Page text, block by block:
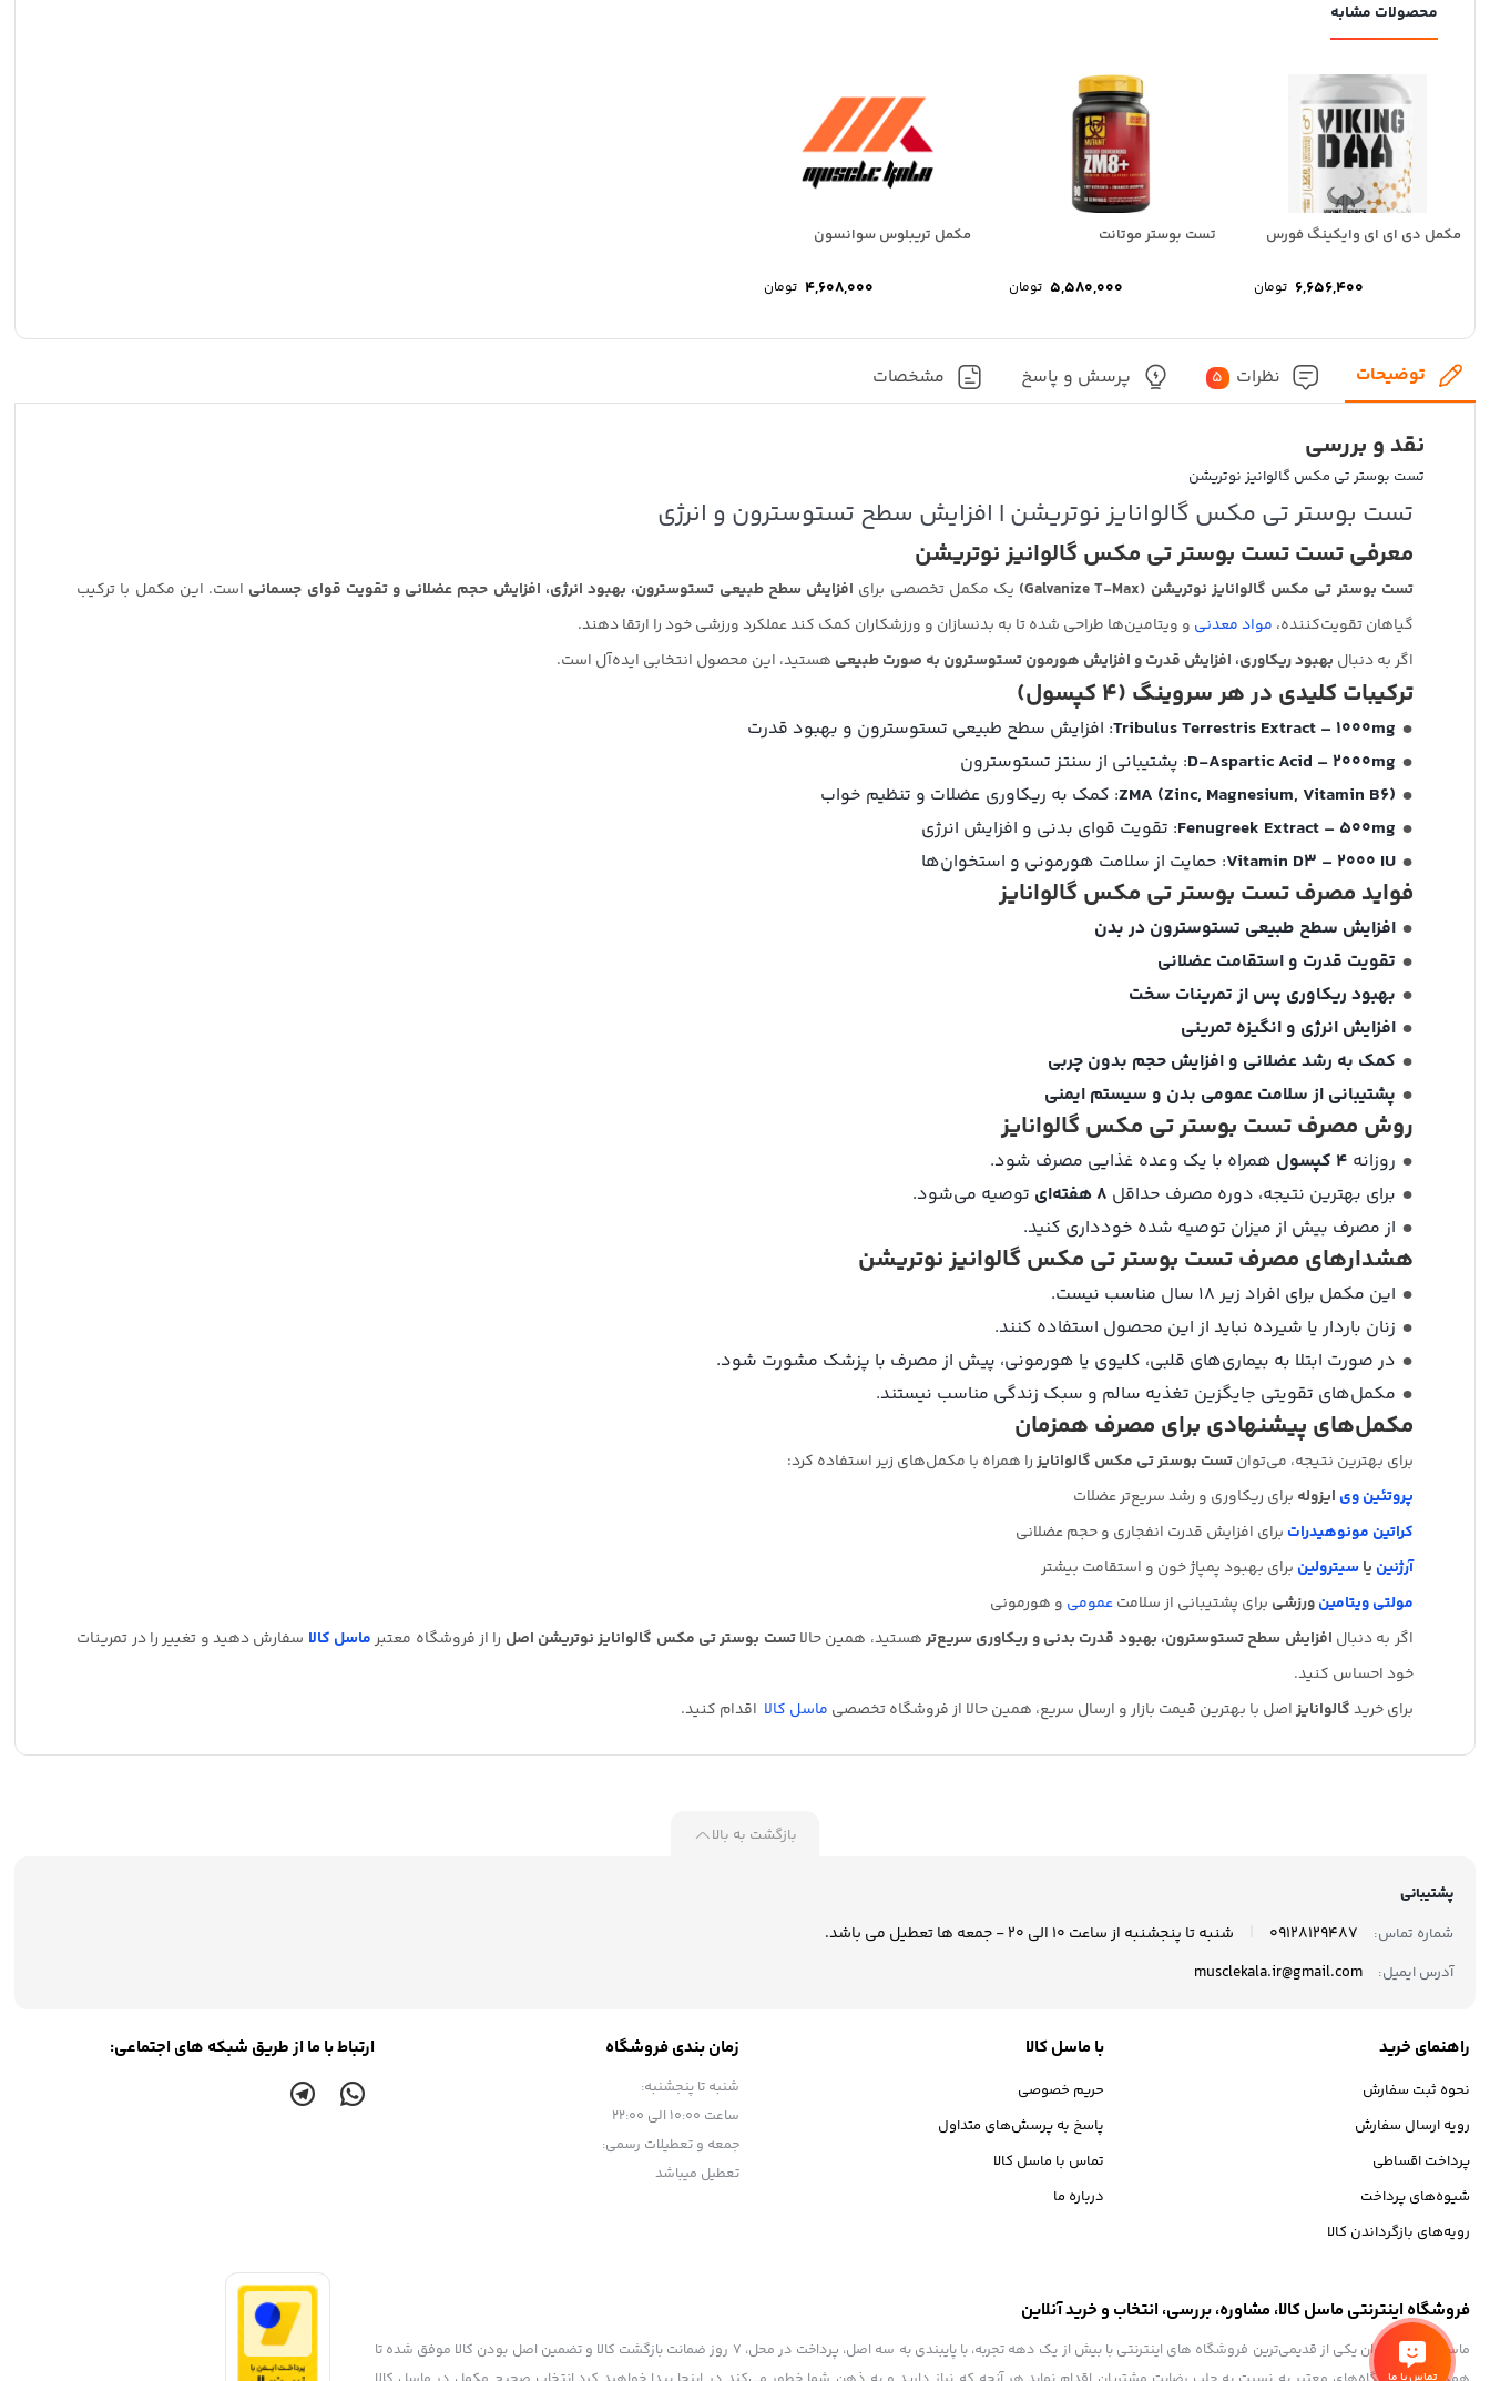
محصولات مشابه
مکمل دی ای ای وایکینگ فورس
6,656,400 تومان
تست بوستر موتانت
5,580,000 تومان
مکمل تریبلوس سوانسون
4,608,000 تومان
توضیحات نظرات 5 پرسش و پاسخ مشخصات
نقد و بررسی
تست بوستر تی مکس گالوانیز نوتریشن
تست بوستر تی مکس گالوانایز نوتریشن | افزایش سطح تستوسترون و انرژی
معرفی تست تست بوستر تی مکس گالوانیز نوتریشن
تست بوستر تی مکس گالوانایز نوتریشن (Galvanize T-Max) یک مکمل تخصصی برای افزایش سطح طبیعی تستوسترون، بهبود انرژی، افزایش حجم عضلانی و تقویت قوای جسمانی است. این مکمل با ترکیب
گیاهان تقویت‌کننده، مواد معدنی و ویتامین‌ها طراحی شده تا به بدنسازان و ورزشکاران کمک کند عملکرد ورزشی خود را ارتقا دهند.
اگر به دنبال بهبود ریکاوری، افزایش قدرت و افزایش هورمون تستوسترون به صورت طبیعی هستید، این محصول انتخابی ایده‌آل است.
ترکیبات کلیدی در هر سروینگ (4 کپسول)
Tribulus Terrestris Extract – 1000mg: افزایش سطح طبیعی تستوسترون و بهبود قدرت
D-Aspartic Acid – 2000mg: پشتیبانی از سنتز تستوسترون
ZMA (Zinc, Magnesium, Vitamin B6): کمک به ریکاوری عضلات و تنظیم خواب
Fenugreek Extract – 500mg: تقویت قوای بدنی و افزایش انرژی
Vitamin D3 – 2000 IU: حمایت از سلامت هورمونی و استخوان‌ها
فواید مصرف تست بوستر تی مکس گالوانایز
افزایش سطح طبیعی تستوسترون در بدن
تقویت قدرت و استقامت عضلانی
بهبود ریکاوری پس از تمرینات سخت
افزایش انرژی و انگیزه تمرینی
کمک به رشد عضلانی و افزایش حجم بدون چربی
پشتیبانی از سلامت عمومی بدن و سیستم ایمنی
روش مصرف تست بوستر تی مکس گالوانایز
روزانه ۴ کپسول
همراه با یک وعده غذایی مصرف شود.
برای بهترین نتیجه، دوره مصرف حداقل ۸ هفته‌ای
توصیه می‌شود.
از مصرف بیش از میزان توصیه شده خودداری کنید.
هشدارهای مصرف تست بوستر تی مکس گالوانیز نوتریشن
این مکمل برای افراد زیر ۱۸ سال مناسب نیست.
زنان باردار یا شیرده نباید از این محصول استفاده کنند.
در صورت ابتلا به بیماری‌های قلبی، کلیوی یا هورمونی، پیش از مصرف با پزشک مشورت شود.
مکمل‌های تقویتی جایگزین تغذیه سالم و سبک زندگی مناسب نیستند.
مکمل‌های پیشنهادی برای مصرف همزمان
برای بهترین نتیجه، می‌توانتست بوستر تی مکس گالوانایزرا همراه با مکمل‌های زیر استفاده کرد:
پروتئین وی ایزوله برای ریکاوری و رشد سریع‌تر عضلات
کراتین مونوهیدرات برای افزایش قدرت انفجاری و حجم عضلانی
آرژنین یاسیترولین برای بهبود پمپاژ خون و استقامت بیشتر
مولتی ویتامینورزشی برای پشتیبانی از سلامتعمومی و هورمونی
اگر به دنبال افزایش سطح تستوسترون، بهبود قدرت بدنی و ریکاوری سریع‌ترهستید، همین حالاتست بوستر تی مکس گالوانایز نوتریشن اصل را از فروشگاه معتبرماسل کالا سفارش دهید و تغییر را در تمرینات
خود احساس کنید.
برای خریدگالوانایزاصل با بهترین قیمت بازار و ارسال سریع، همین حالا از فروشگاه تخصصی ماسل کالا اقدام کنید.
بازگشت به بالا
پشتیبانی
شماره تماس:
09128129487 شنبه تا پنجشنبه از ساعت 10 الی 20 - جمعه ها تعطیل می باشد.
آدرس ایمیل: musclekala.ir@gmail.com
راهنمای خرید
نحوه ثبت سفارش
رویه ارسال سفارش
پرداخت اقساطی
شیوه‌های پرداخت
رویه‌های بازگرداندن کالا
با ماسل کالا
حریم خصوصی
پاسخ به پرسش‌های متداول
تماس با ماسل کالا
درباره ما
زمان بندی فروشگاه
شنبه تا پنجشنبه:
ساعت ۱۰:۰۰ الی ۲۲:۰۰
جمعه و تعطیلات رسمی:
تعطیل میباشد
ارتباط با ما از طریق شبکه های اجتماعی:
فروشگاه اینترنتی ماسل کالا، مشاوره، بررسی، انتخاب و خرید آنلاین
ماسل کالا به عنوان یکی از قدیمی‌ترین فروشگاه های اینترنتی با بیش از یک دهه تجربه، با پایبندی به سه اصل، پرداخت در محل، ۷ روز ضمانت بازگشت کالا و تضمین اصل‌ بودن کالا موفق شده تا
تماس با ما